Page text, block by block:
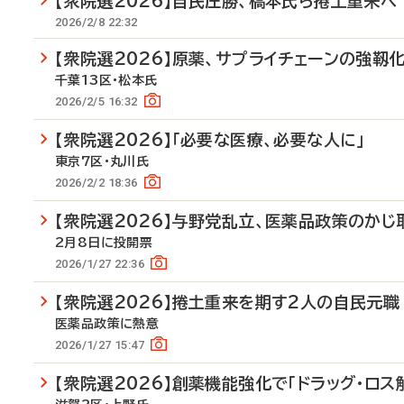
2026/2/8 22:32
【衆院選2026】原薬、サプライチェーンの強靱
千葉13区・松本氏
2026/2/5 16:32
【衆院選2026】「必要な医療、必要な人に」
東京7区・丸川氏
2026/2/2 18:36
【衆院選2026】与野党乱立、医薬品政策のかじ
2月8日に投開票
2026/1/27 22:36
【衆院選2026】捲土重来を期す2人の自民元職
医薬品政策に熱意
2026/1/27 15:47
【衆院選2026】創薬機能強化で「ドラッグ・ロス